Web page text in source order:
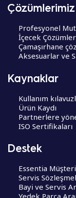
Çözümlerimiz
Profesyonel
İçecek
Çamaşırhane
Aksesuarlar ve
Kaynaklar
Kullanım
Ürün Kaydı
Partnerlere
ISO Sertifikaları
Destek
Essentia
Servis
Bayi ve Servis
Yedek Parça